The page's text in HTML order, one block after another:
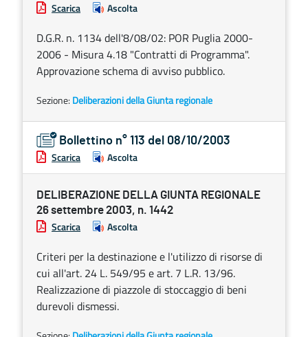
Scarica Ascolta
D.G.R. n. 1134 dell'8/08/02: POR Puglia 2000-
2006 - Misura 4.18 "Contratti di Programma".
Approvazione schema di avviso pubblico.
Sezione: Deliberazioni della Giunta regionale
Bollettino n° 113 del 08/10/2003
Scarica Ascolta
DELIBERAZIONE DELLA GIUNTA REGIONALE
26 settembre 2003, n. 1442
Scarica Ascolta
Criteri per la destinazione e l'utilizzo di risorse di
cui all'art. 24 L. 549/95 e art. 7 L.R. 13/96.
Realizzazione di piazzole di stoccaggio di beni
durevoli dismessi.